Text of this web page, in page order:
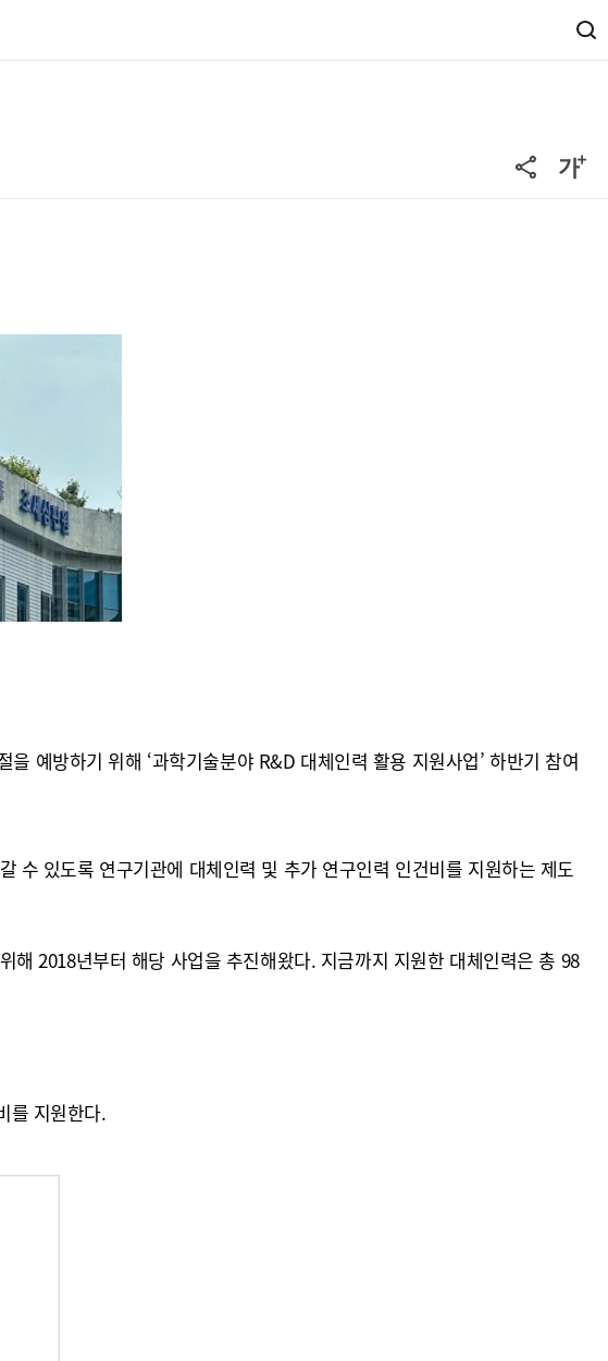
예방하기 위해 ‘과학기술분야 R&D 대체인력 활용 지원사업’ 하반기 참여
수 있도록 연구기관에 대체인력 및 추가 연구인력 인건비를 지원하는 제도
2018년부터 해당 사업을 추진해왔다. 지금까지 지원한 대체인력은 총 98
를 지원한다.